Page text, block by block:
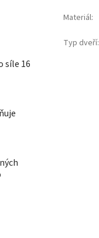
síle 16
Materiál:
Typ dveří: